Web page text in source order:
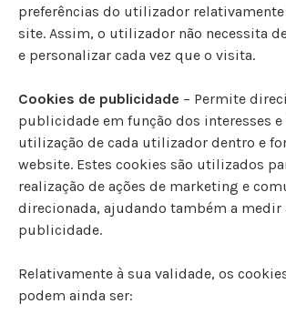
preferências do utilizador relativamente
site. Assim, o utilizador não necessita
e personalizar cada vez que o visita.
Cookies de publicidade – Permite
publicidade em função dos interesses
utilização de cada utilizador dentro e
website. Estes cookies são utilizados
realização de ações de marketing e
direcionada, ajudando também a medir
publicidade.
Relativamente à sua validade, os
podem ainda ser: